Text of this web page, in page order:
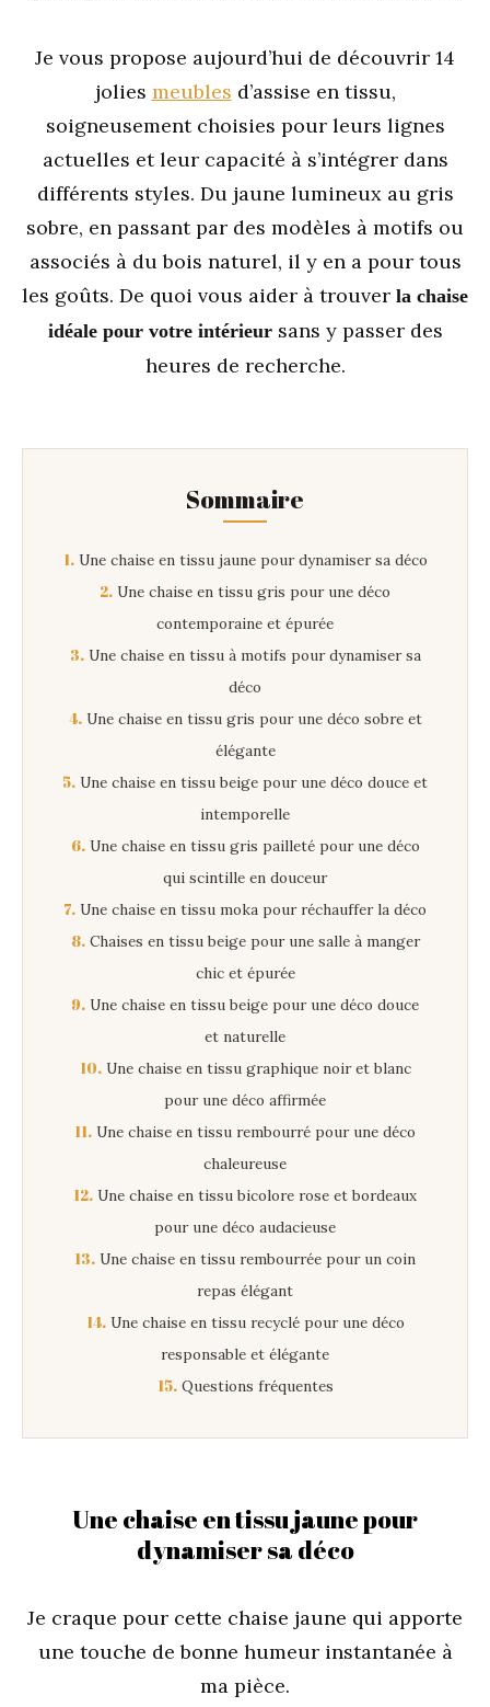
Je vous propose aujourd’hui de découvrir 14
jolies meubles d’assise en tissu,
soigneusement choisies pour leurs lignes
actuelles et leur capacité à s’intégrer dans
différents styles. Du jaune lumineux au gris
sobre, en passant par des modèles à motifs ou
associés à du bois naturel, il y en a pour tous
les goûts. De quoi vous aider à trouver la chaise
idéale pour votre intérieursans y passer des
heures de recherche.
Sommaire
1.Une chaise en tissu jaune pour dynamiser sa déco
2. Une chaise en tissu gris pour une déco
contemporaine et épurée
3.Une chaise en tissu à motifs pour dynamiser sa
déco
4.Une chaise en tissu gris pour une déco sobre et
élégante
5. Une chaise en tissu beige pour une déco douce et
intemporelle
6.Une chaise en tissu gris pailleté pour une déco
qui scintille en douceur
7. Une chaise en tissu moka pour réchauffer la déco
8.Chaises en tissu beige pour une salle à manger
chic et épurée
9. Une chaise en tissu beige pour une déco douce
et naturelle
10.Une chaise en tissu graphique noir et blanc
pour une déco affirmée
11. Une chaise en tissu rembourré pour une déco
chaleureuse
12. Une chaise en tissu bicolore rose et bordeaux
pour une déco audacieuse
13. Une chaise en tissu rembourrée pour un coin
repas élégant
14.Une chaise en tissu recyclé pour une déco
responsable et élégante
15.Questions fréquentes
Une chaise en tissu jaune pour
dynamiser sa déco
Je craque pour cette chaise jaune qui apporte
une touche de bonne humeur instantanée à
ma pièce.